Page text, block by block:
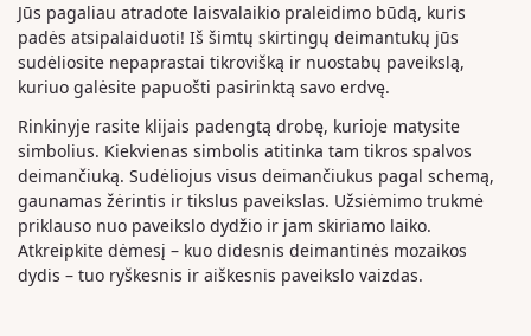
Jūs pagaliau atradote laisvalaikio praleidimo būdą, kuris
padės atsipalaiduoti! Iš šimtų skirtingų deimantukų jūs
sudėliosite nepaprastai tikrovišką ir nuostabų paveikslą,
kuriuo galėsite papuošti pasirinktą savo erdvę.
Rinkinyje rasite klijais padengtą drobę, kurioje matysite
simbolius. Kiekvienas simbolis atitinka tam tikros spalvos
deimančiuką. Sudėliojus visus deimančiukus pagal schemą,
gaunamas žėrintis ir tikslus paveikslas. Užsiėmimo trukmė
priklauso nuo paveikslo dydžio ir jam skiriamo laiko.
Atkreipkite dėmesį – kuo didesnis deimantinės mozaikos
dydis – tuo ryškesnis ir aiškesnis paveikslo vaizdas.